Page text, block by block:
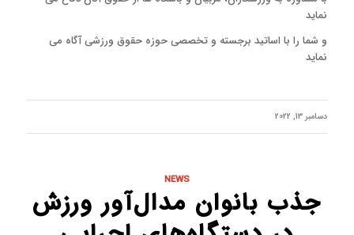
نماید
و شما را با اساتید برجسته و تخصصی حوزه حقوق ورزشی آگاه می
نماید
دسامبر 13, 2022
NEWS
جذب بانوان مدال‌آور ورزش